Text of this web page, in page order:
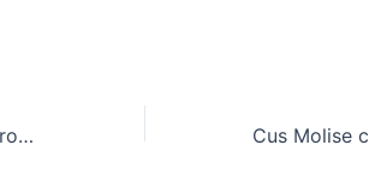
Debetio: “Cln Cus Molise, contro il Rutigliano in campo a testa alta”